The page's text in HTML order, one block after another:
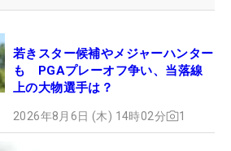
若きスター候補やメジャーハンター
も PGAプレーオフ争い、当落線
上の大物選手は？
2026年8月6日 (木) 14時02分 1